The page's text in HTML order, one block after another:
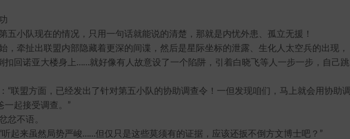
小队现在的情况，只用一句话就能说的清楚，那就是内忧外患、孤立无援！
牵扯出联盟内部隐藏着更深的间谍，然后是星际坐标的泄露、生化人太空兵的出现，
扣回诺亚大楼身上……就好像有人故意设了一个陷阱，引着白晓飞等人一步一步，自己跳
盟方面，已经发出了针对第五小队的协助调查令！一但发现咱们，马上就会用协助调
一起接受调查。”
不语。
来虽然局势严峻……但仅只是这些莫须有的证据，应该还扳不倒方文博士吧？”